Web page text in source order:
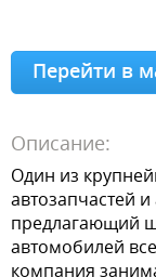
Перейти в
Описание:
Один из
автозапчастей
предлагающий
автомобилей
компания